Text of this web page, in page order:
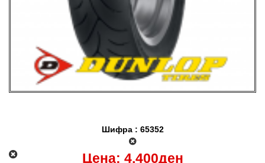
Шифра : 65352
Цена: 4,400ден